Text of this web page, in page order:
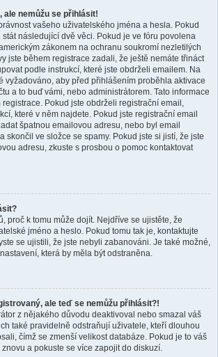
ale nemůžu se přihlásit!
vašeho uživatelského jména a hesla. Pokud
následující dvě věci. Pokud je ve fóru povolena
zákonem na ochranu soukromí nezletilých
jste během registrace zadali, že ještě nemáte třináct
podle instrukcí, které jste obdrželi emailem. Na
vyžadováno, aby před přihlášením proběhla aktivace
a to buď vámi, nebo administrátorem. Tato informace
Pokud jste obdrželi registrační email,
které v něm najdete. Pokud jste registrační email
špatnou emailovou adresu, nebo byl email
skončil ve složce se spamy. Pokud jste si jistí, že jste
adresu, zkuste s prosbou o pomoc kontaktovat
proč k tomu může dojít. Nejdříve se ujistěte, že
jméno a heslo. Pokud tomu tak je, kontaktujte
se ujistili, že jste nebyli zabanováni. Je také možné,
která by měla být odstraněna.
ale teď se nemůžu přihlásit?!
z nějakého důvodu deaktivoval nebo smazal váš
také pravidelně odstraňují uživatele, kteří dlouhou
čímž se zmenší velikost databáze. Pokud je to váš
a pokuste se více zapojit do diskuzí.